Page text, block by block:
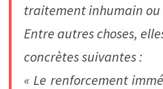
traitement inhumain ou
Entre autres choses,
concrètes suivantes :
« Le renforcement